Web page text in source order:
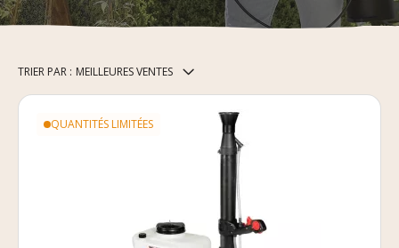
TRIER PAR : MEILLEURES VENTES
QUANTITÉS LIMITÉES